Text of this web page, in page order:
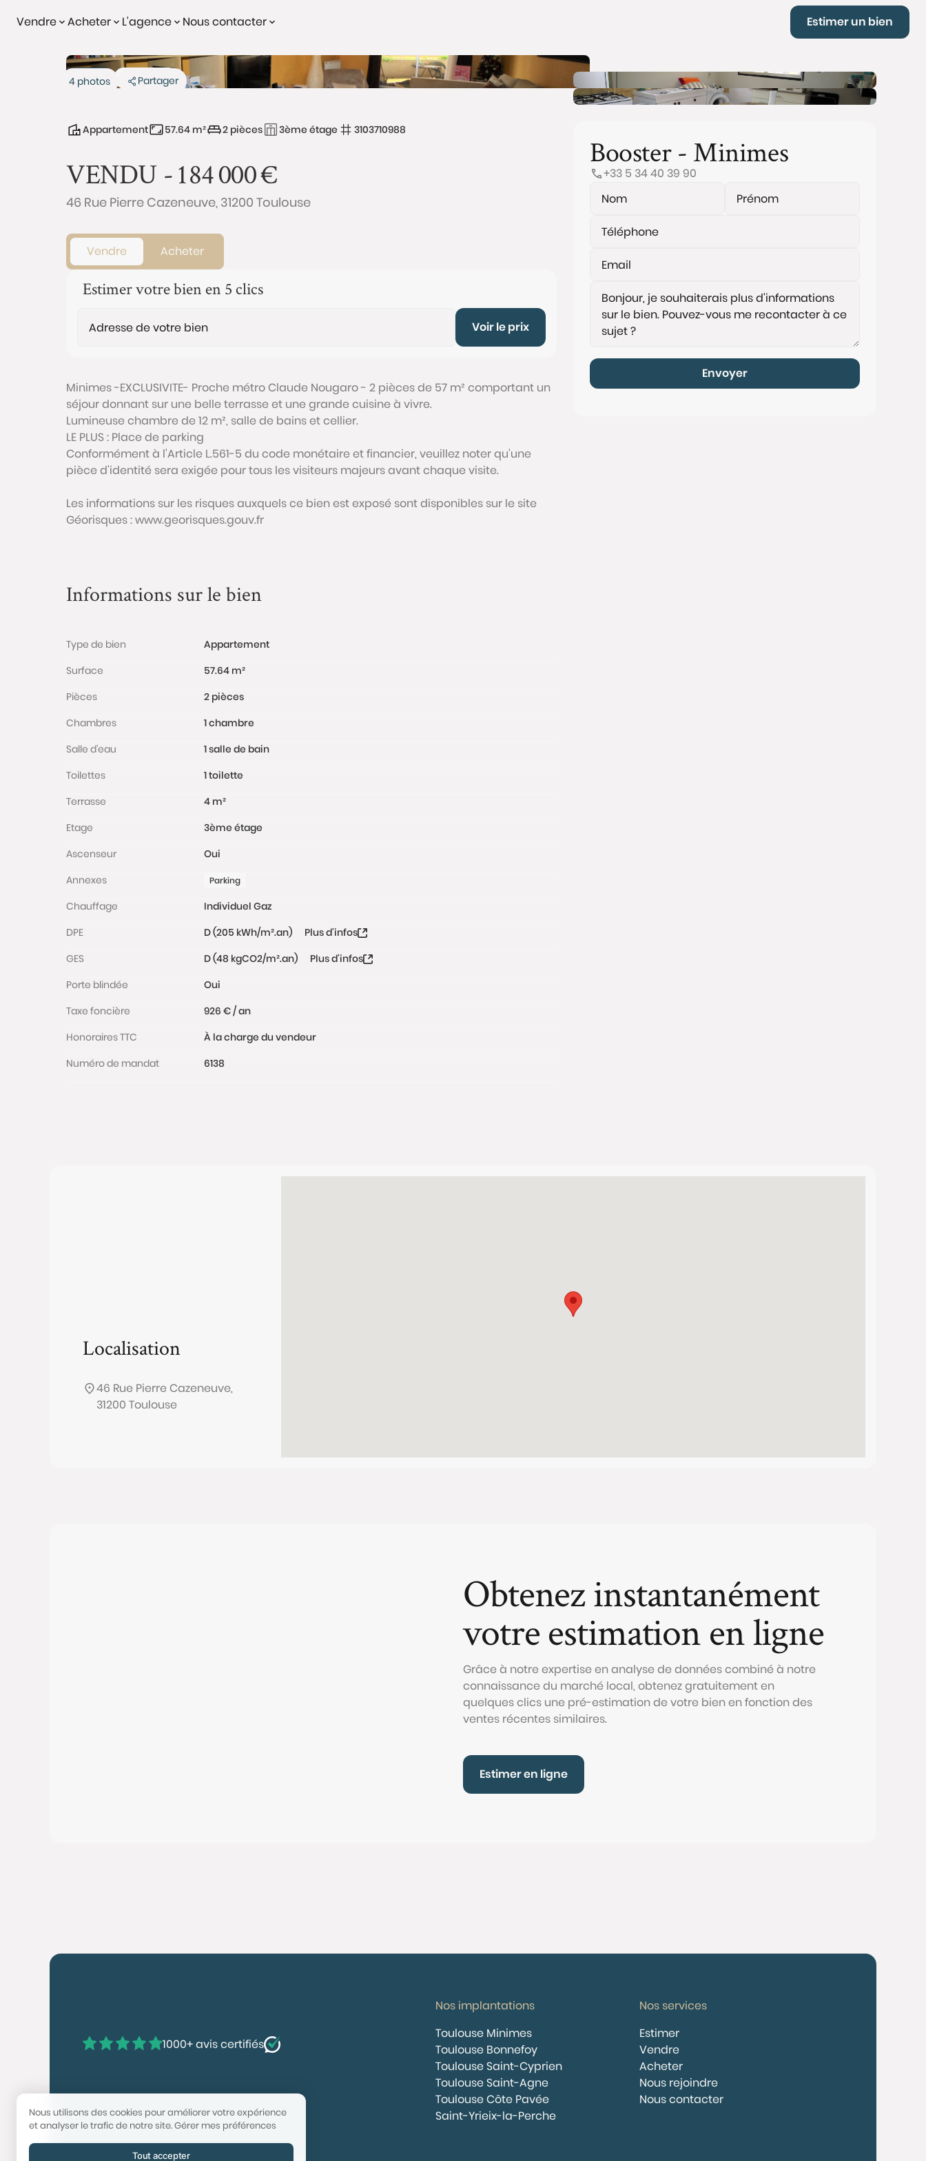
Vendre Acheter L'agence Nous contacter Estimer un bien
Vendu Exclusivité
4 photos Partager
Appartement 57.64 m² 2 pièces 3ème étage 3103710988
VENDU -184 000€
46 Rue Pierre Cazeneuve, 31200 Toulouse
Vendre Acheter
Estimer votre bien en 5 clics
Voir le prix
Minimes -EXCLUSIVITE- Proche métro Claude Nougaro - 2 pièces de 57 m² comportant un
séjour donnant sur une belle terrasse et une grande cuisine à vivre.
Lumineuse chambre de 12 m², salle de bains et cellier.
LE PLUS : Place de parking
Conformément à l'Article L.561-5 du code monétaire et financier, veuillez noter qu'une
pièce d'identité sera exigée pour tous les visiteurs majeurs avant chaque visite.
Les informations sur les risques auxquels ce bien est exposé sont disponibles sur le site
Géorisques : www.georisques.gouv.fr
Informations sur le bien
Type de bien
Appartement
Surface
57.64 m²
Pièces
2 pièces
Chambres
1 chambre
Salle d'eau
1 salle de bain
Toilettes
1 toilette
Terrasse
4 m²
Etage
3ème étage
Ascenseur
Oui
Annexes
Parking
Chauffage
Individuel Gaz
DPE
D (205 kWh/m².an)
Plus d'infos
GES
D (48 kgCO2/m².an)
Plus d'infos
Porte blindée
Oui
Taxe foncière
926 € / an
Honoraires TTC
À la charge du vendeur
Numéro de mandat
6138
Booster - Minimes
+33 5 34 40 39 90
Envoyer
Localisation
46 Rue Pierre Cazeneuve,
31200 Toulouse
Obtenez instantanément
votre estimation en ligne
Grâce à notre expertise en analyse de données combiné à notre
connaissance du marché local, obtenez gratuitement en
quelques clics une pré-estimation de votre bien en fonction des
ventes récentes similaires.
Estimer en ligne
1000+ avis certifiés
Nos implantations
Toulouse Minimes
Toulouse Bonnefoy
Toulouse Saint-Cyprien
Toulouse Saint-Agne
Toulouse Côte Pavée
Saint-Yrieix-la-Perche
Nos services
Estimer
Vendre
Acheter
Nous rejoindre
Nous contacter
Nous utilisons des cookies pour améliorer votre expérience
et analyser le trafic de notre site.Gérer mes préférences
Tout accepter